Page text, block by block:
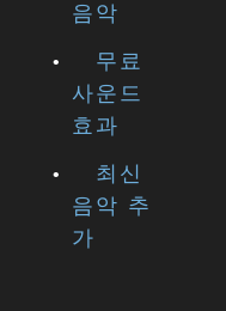
음악
무료
사운드
효과
최신
음악 추
가